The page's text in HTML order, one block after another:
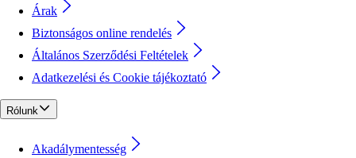
Árak
Biztonságos online rendelés
Általános Szerződési Feltételek
Adatkezelési és Cookie tájékoztató
Rólunk
Akadálymentesség